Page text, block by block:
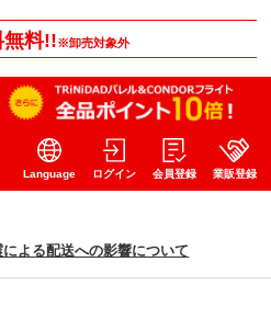
料!!※卸売対象外
Language ログイン 会員登録 業販登録
よる配送への影響について